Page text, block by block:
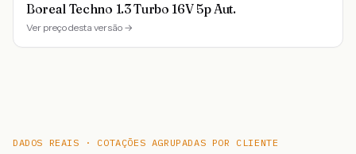
Boreal Techno 1.3 Turbo 16V 5p Aut.
Ver preço desta versão →
DADOS REAIS · COTAÇÕES AGRUPADAS POR CLIENTE